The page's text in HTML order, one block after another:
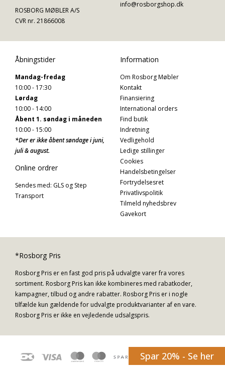
ROSBORG MØBLER A/S
CVR nr. 21866008
info@rosborgshop.dk
Åbningstider
Mandag-fredag
10:00 - 17:30
Lørdag
10:00 - 14:00
Åbent 1. søndag i måneden
10:00 - 15:00
*Der er ikke åbent søndage i juni,
juli & august.
Online ordrer
Sendes med: GLS og Step
Transport
Information
Om Rosborg Møbler
Kontakt
Finansiering
International orders
Find butik
Indretning
Vedligehold
Ledige stillinger
Cookies
Handelsbetingelser
Fortrydelsesret
Privatlivspolitik
Tilmeld nyhedsbrev
Gavekort
*Rosborg Pris
Rosborg Pris er en fast god pris på udvalgte varer fra vores
sortiment. Rosborg Pris kan ikke kombineres med rabatkoder,
kampagner, tilbud og andre rabatter. Rosborg Pris er i nogle
tilfælde kun gældende for udvalgte produktvarianter af en vare.
Rosborg Pris er ikke en vejledende udsalgspris.
Spar 20% - Se her